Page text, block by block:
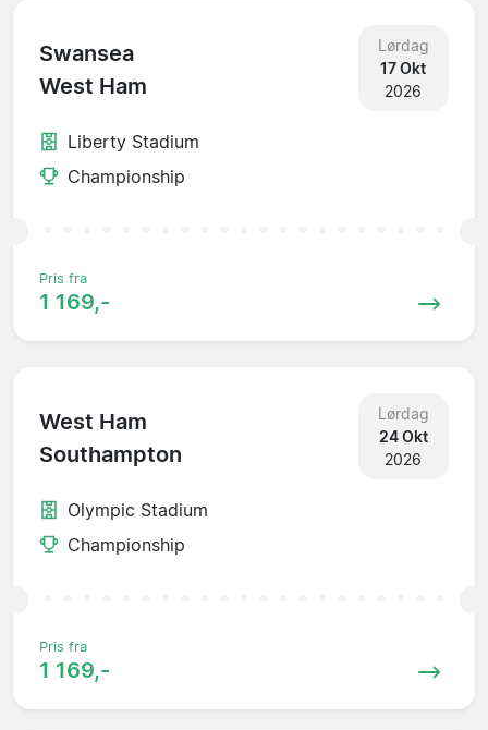
Swansea
West Ham
Lørdag
17 Okt
2026
Liberty Stadium
Championship
Pris fra
1 169,-
West Ham
Southampton
Lørdag
24 Okt
2026
Olympic Stadium
Championship
Pris fra
1 169,-